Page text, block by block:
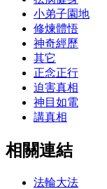
小弟子園地
修煉體悟
神奇經歷
其它
正念正行
迫害真相
神目如電
講真相
相關連結
法輪大法